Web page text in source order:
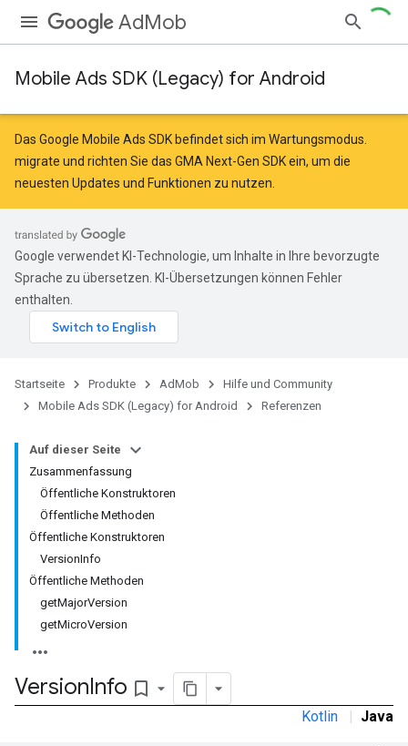
AdMob
Mobile Ads SDK (Legacy) for Android
Das Google Mobile Ads SDK befindet sich im Wartungsmodus.
migrate und richten Sie das GMA Next-Gen SDK ein, um die
neuesten Updates und Funktionen zu nutzen.
Google verwendet KI-Technologie, um Inhalte in Ihre bevorzugte
Sprache zu übersetzen. KI-Übersetzungen können Fehler
enthalten.
Startseite Produkte AdMob
Hilfe und Community
Mobile Ads SDK (Legacy) for Android
Referenzen
Auf dieser Seite
Zusammenfassung
Öffentliche Konstruktoren
Öffentliche Methoden
Öffentliche Konstruktoren
VersionInfo
Öffentliche Methoden
getMajorVersion
getMicroVersion
VersionInfo bookmark_border
Kotlin | Java